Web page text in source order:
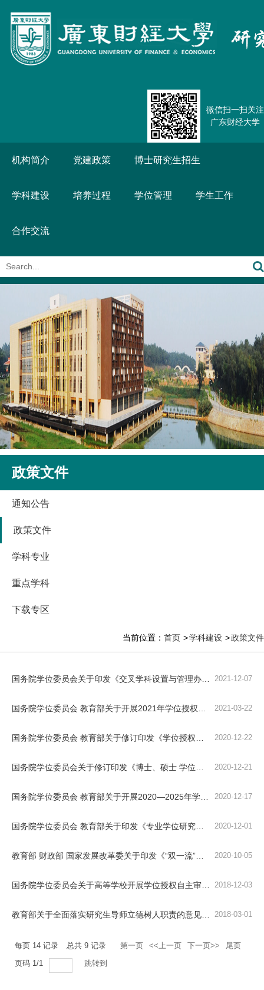
微信扫一扫关注
广东财经大学
机构简介 党建政策 博士研究生招生
学科建设 培养过程 学位管理 学生工作
合作交流
政策文件
通知公告
政策文件
学科专业
重点学科
下载专区
当前位置： 首页 学科建设 政策文件
2021-12-07
2021-03-22
2020-12-22
2020-12-21
2020-12-17
2020-12-01
2020-10-05
2018-12-03
2018-03-01
每页 14 记录 总共 9 记录 第一页 <<上一页 下一页>>
尾页
页码 1/1 跳转到